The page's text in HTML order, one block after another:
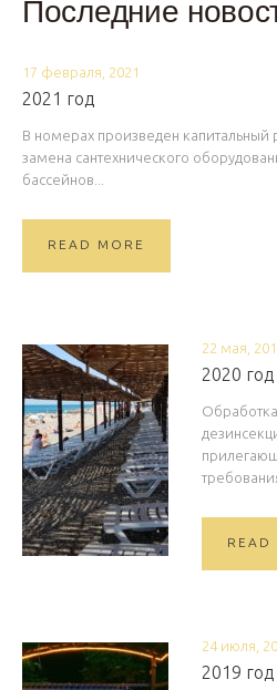
Последние
17 февраля, 2021
2021 год
В номерах произведен капитальный
замена сантехнического
бассейнов...
READ MORE
22 мая,
2020 год
READ
24 июля,
2019 год